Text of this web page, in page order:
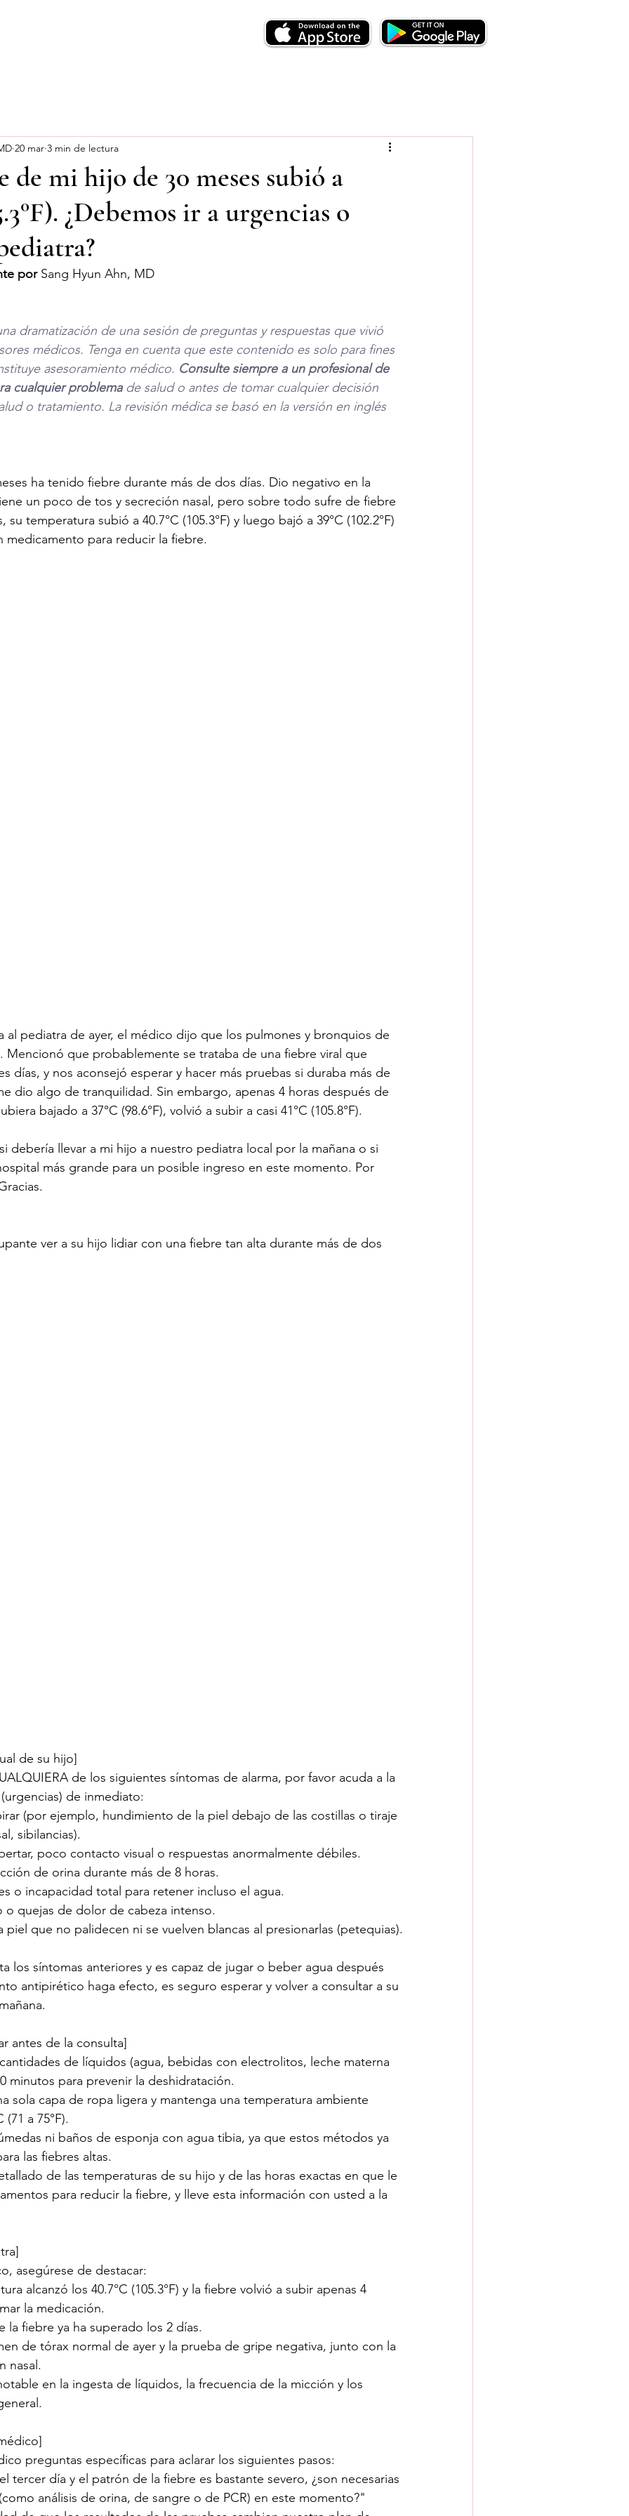
de mi hijo de 30 meses subió a
¿Debemos ir a urgencias o
20 mar 3 min de lectura
por Sang Hyun Ahn, MD
dramatización de una sesión de preguntas y respuestas que vivió
médicos. Tenga en cuenta que este contenido es solo para fines
asesoramiento médico. Consulte siempre a un profesional de
cualquier problema de salud o antes de tomar cualquier decisión
o tratamiento. La revisión médica se basó en la versión en inglés
ha tenido fiebre durante más de dos días. Dio negativo en la
un poco de tos y secreción nasal, pero sobre todo sufre de fiebre
su temperatura subió a 40.7°C (105.3°F) y luego bajó a 39°C (102.2°F)
medicamento para reducir la fiebre.
al pediatra de ayer, el médico dijo que los pulmones y bronquios de
Mencionó que probablemente se trataba de una fiebre viral que
días, y nos aconsejó esperar y hacer más pruebas si duraba más de
dio algo de tranquilidad. Sin embargo, apenas 4 horas después de
bajado a 37°C (98.6°F), volvió a subir a casi 41°C (105.8°F).
debería llevar a mi hijo a nuestro pediatra local por la mañana o si
más grande para un posible ingreso en este momento. Por
ver a su hijo lidiar con una fiebre tan alta durante más de dos
de su hijo]
de los siguientes síntomas de alarma, por favor acuda a la
de inmediato:
(por ejemplo, hundimiento de la piel debajo de las costillas o tiraje
sibilancias).
poco contacto visual o respuestas anormalmente débiles.
de orina durante más de 8 horas.
o incapacidad total para retener incluso el agua.
o quejas de dolor de cabeza intenso.
piel que no palidecen ni se vuelven blancas al presionarlas (petequias).
los síntomas anteriores y es capaz de jugar o beber agua después
antipirético haga efecto, es seguro esperar y volver a consultar a su
antes de la consulta]
de líquidos (agua, bebidas con electrolitos, leche materna
minutos para prevenir la deshidratación.
sola capa de ropa ligera y mantenga una temperatura ambiente
a 75°F).
ni baños de esponja con agua tibia, ya que estos métodos ya
las fiebres altas.
de las temperaturas de su hijo y de las horas exactas en que le
para reducir la fiebre, y lleve esta información con usted a la
asegúrese de destacar:
alcanzó los 40.7°C (105.3°F) y la fiebre volvió a subir apenas 4
la medicación.
la fiebre ya ha superado los 2 días.
de tórax normal de ayer y la prueba de gripe negativa, junto con la
nasal.
en la ingesta de líquidos, la frecuencia de la micción y los
preguntas específicas para aclarar los siguientes pasos:
tercer día y el patrón de la fiebre es bastante severo, ¿son necesarias
análisis de orina, de sangre o de PCR) en este momento?"